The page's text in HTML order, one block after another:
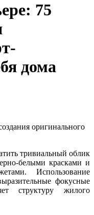
75
дома
тривиальный облик
белыми красками и
Использование
фокусные
структуру жилого